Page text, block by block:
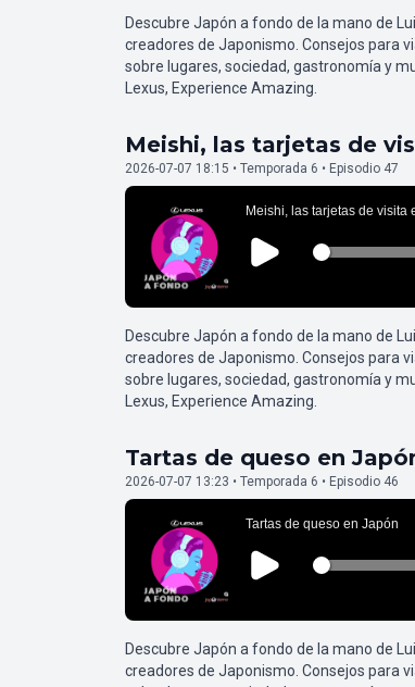
Descubre Japón a fondo de la mano de
creadores de Japonismo. Consejos para
sobre lugares, sociedad, gastronomía y
Lexus, Experience Amazing.
Meishi, las tarjetas de
2026-07-07 18:15 • Temporada 6 • Episodio 47
Descubre Japón a fondo de la mano de
creadores de Japonismo. Consejos para
sobre lugares, sociedad, gastronomía y
Lexus, Experience Amazing.
Tartas de queso en
2026-07-07 13:23 • Temporada 6 • Episodio 46
Descubre Japón a fondo de la mano de
creadores de Japonismo. Consejos para